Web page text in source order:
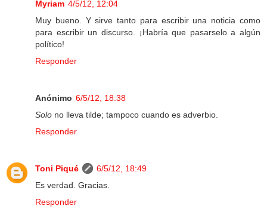
Myriam 4/5/12, 12:04
Muy bueno. Y sirve tanto para escribir una noticia como
para escribir un discurso. ¡Habría que pasarselo a algún
político!
Responder
Anónimo 6/5/12, 18:38
Solo no lleva tilde; tampoco cuando es adverbio.
Responder
Toni Piqué
6/5/12, 18:49
Es verdad. Gracias.
Responder